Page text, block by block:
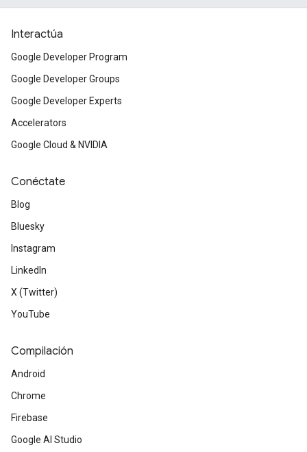
Interactúa
Google Developer Program
Google Developer Groups
Google Developer Experts
Accelerators
Google Cloud & NVIDIA
Conéctate
Blog
Bluesky
Instagram
LinkedIn
X (Twitter)
YouTube
Compilación
Android
Chrome
Firebase
Google AI Studio